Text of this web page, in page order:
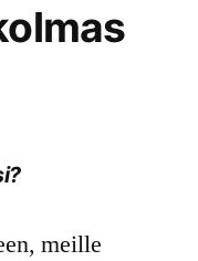
meille